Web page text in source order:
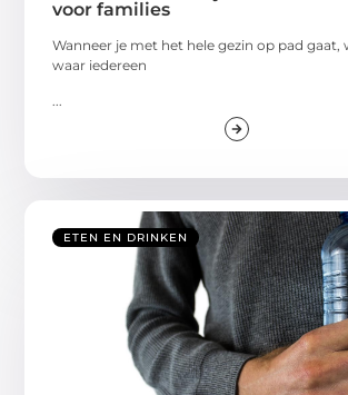
voor families
Wanneer je met het hele gezin op pad gaat,
waar iedereen
...
ETEN EN DRINKEN